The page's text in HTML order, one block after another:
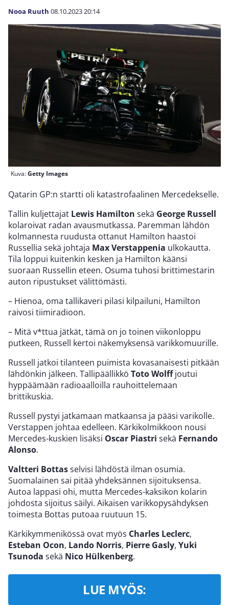
Nooa Ruuth 08.10.202320:14
Kuva:Getty Images
Qatarin GP:n startti oli katastrofaalinen Mercedekselle.
Tallin kuljettajat Lewis Hamilton sekä George Russell
kolaroivat radan avausmutkassa. Paremman lähdön
kolmannesta ruudusta ottanut Hamilton haastoi
Russellia sekä johtaja Max Verstappenia ulkokautta.
Tila loppui kuitenkin kesken ja Hamilton käänsi
suoraan Russellin eteen. Osuma tuhosi brittimestarin
auton ripustukset välittömästi.
– Hienoa, oma tallikaveri pilasi kilpailuni, Hamilton
raivosi tiimiradioon.
– Mitä v*ttua jätkät, tämä on jo toinen viikonloppu
putkeen, Russell kertoi näkemyksensä varikkomuurille.
Russell jatkoi tilanteen puimista kovasanaisesti pitkään
lähdönkin jälkeen. Tallipäällikkö Toto Wolffjoutui
hyppäämään radioaalloilla rauhoittelemaan
brittikuskia.
Russell pystyi jatkamaan matkaansa ja pääsi varikolle.
Verstappen johtaa edelleen. Kärkikolmikkoon nousi
Mercedes-kuskien lisäksi Oscar Piastri sekä Fernando
Alonso.
Valtteri Bottasselvisi lähdöstä ilman osumia.
Suomalainen sai pitää yhdeksännen sijoituksensa.
Autoa lappasi ohi, mutta Mercedes-kaksikon kolarin
johdosta sijoitus säilyi. Aikaisen varikkopysähdyksen
toimesta Bottas putoaa ruutuun 15.
Kärkikymmenikössä ovat myös Charles Leclerc,
Esteban Ocon, Lando Norris, Pierre Gasly, Yuki
Tsunoda sekä Nico Hülkenberg.
LUE MYÖS: